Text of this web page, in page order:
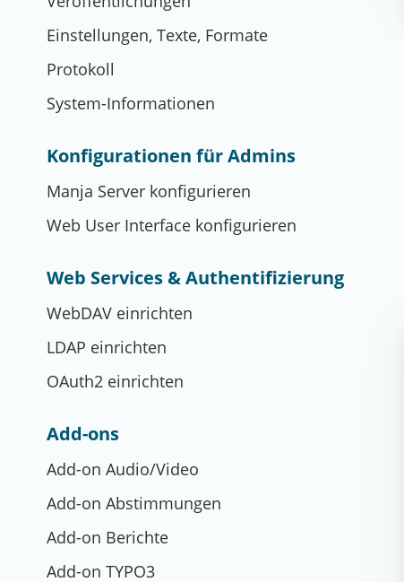
Einstellungen, Texte, Formate
Protokoll
System-Informationen
Konfigurationen für Admins
Manja Server konfigurieren
Web User Interface konfigurieren
Web Services & Authentifizierung
WebDAV einrichten
LDAP einrichten
OAuth2 einrichten
Add-ons
Add-on Audio/Video
Add-on Abstimmungen
Add-on Berichte
Add-on TYPO3